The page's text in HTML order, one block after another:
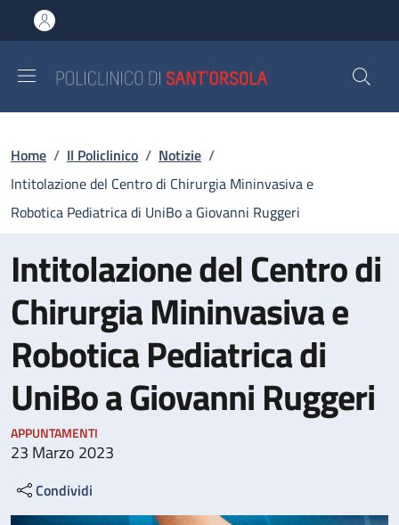
al contenuto principale
to footer content
Briciole di pane
Home / Il Policlinico / Notizie /
Intitolazione del Centro di Chirurgia Mininvasiva e
Robotica Pediatrica di UniBo a Giovanni Ruggeri
Intitolazione del Centro di
Chirurgia Mininvasiva e
Robotica Pediatrica di
UniBo a Giovanni Ruggeri
APPUNTAMENTI
23 Marzo 2023
Condividi